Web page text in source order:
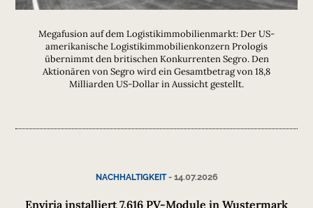
Megafusion auf dem Logistikimmobilienmarkt: Der US-
amerikanische Logistikimmobilienkonzern Prologis
übernimmt den britischen Konkurrenten Segro. Den
Aktionären von Segro wird ein Gesamtbetrag von 18,8
Milliarden US-Dollar in Aussicht gestellt.
NACHHALTIGKEIT- 14.07.2026
Enviria installiert 7.616 PV-Module in Wustermark